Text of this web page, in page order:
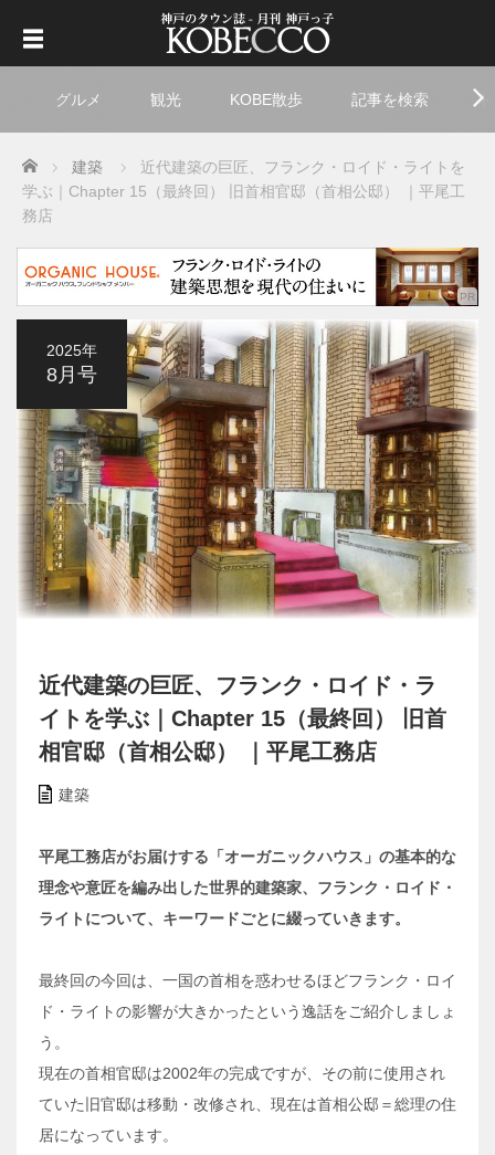
グルメ 観光 KOBE散歩 記事を検索
Home 建築
近代建築の巨匠、フランク・ロイド・ライトを
学ぶ｜Chapter 15（最終回） 旧首相官邸（首相公邸） ｜平尾工
務店
2025年
8月号
近代建築の巨匠、フランク・ロイド・ラ
イトを学ぶ｜Chapter 15（最終回） 旧首
相官邸（首相公邸） ｜平尾工務店
建築
平尾工務店がお届けする「オーガニックハウス」の基本的な
理念や意匠を編み出した世界的建築家、フランク・ロイド・
ライトについて、キーワードごとに綴っていきます。
最終回の今回は、一国の首相を惑わせるほどフランク・ロイ
ド・ライトの影響が大きかったという逸話をご紹介しましょ
う。
現在の首相官邸は2002年の完成ですが、その前に使用され
ていた旧官邸は移動・改修され、現在は首相公邸＝総理の住
居になっています。